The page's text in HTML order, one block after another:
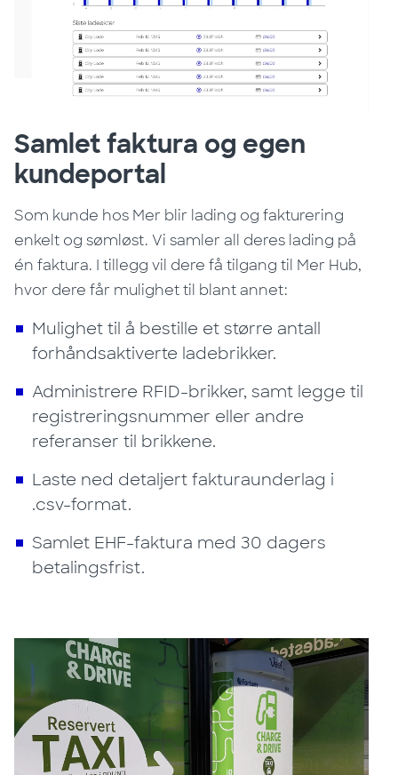
Samlet faktura og egen
kundeportal
Som kunde hos Mer blir lading og fakturering
enkelt og sømløst. Vi samler all deres lading på
én faktura. I tillegg vil dere få tilgang til Mer Hub,
hvor dere får mulighet til blant annet:
Mulighet til å bestille et større antall
forhåndsaktiverte ladebrikker.
Administrere RFID-brikker, samt legge til
registreringsnummer eller andre
referanser til brikkene.
Laste ned detaljert fakturaunderlag i
.csv-format.
Samlet EHF-faktura med 30 dagers
betalingsfrist.